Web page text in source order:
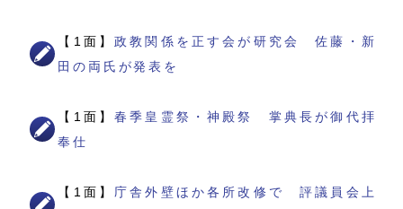
【1面】政教関係を正す会が研究会 佐藤・新
田の両氏が発表を
【1面】春季皇霊祭・神殿祭 掌典長が御代拝
奉仕
【1面】 庁舎外壁ほか各所改修で 評議員会上